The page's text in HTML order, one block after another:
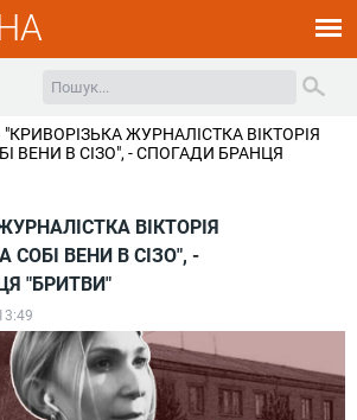
"КРИВОРІЗЬКА ЖУРНАЛІСТКА ВІКТОРІЯ
ВЕНИ В СІЗО", - СПОГАДИ БРАНЦЯ
ВІКТОРІЯ
ВЕНИ В СІЗО", -
"БРИТВИ"